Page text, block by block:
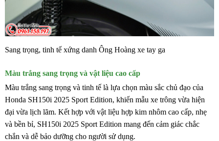
Sang trọng, tinh tế xứng danh Ông Hoàng xe tay ga
Màu trắng sang trọng và vật liệu cao cấp
Màu trắng sang trọng và tinh tế là lựa chọn màu sắc chủ đạo của
Honda SH150i 2025 Sport Edition, khiến mẫu xe trông vừa hiện
đại vừa lịch lãm. Kết hợp với vật liệu hợp kim nhôm cao cấp, nhẹ
và bền bỉ, SH150i 2025 Sport Edition mang đến cảm giác chắc
chắn và dễ bảo dưỡng cho người sử dụng.